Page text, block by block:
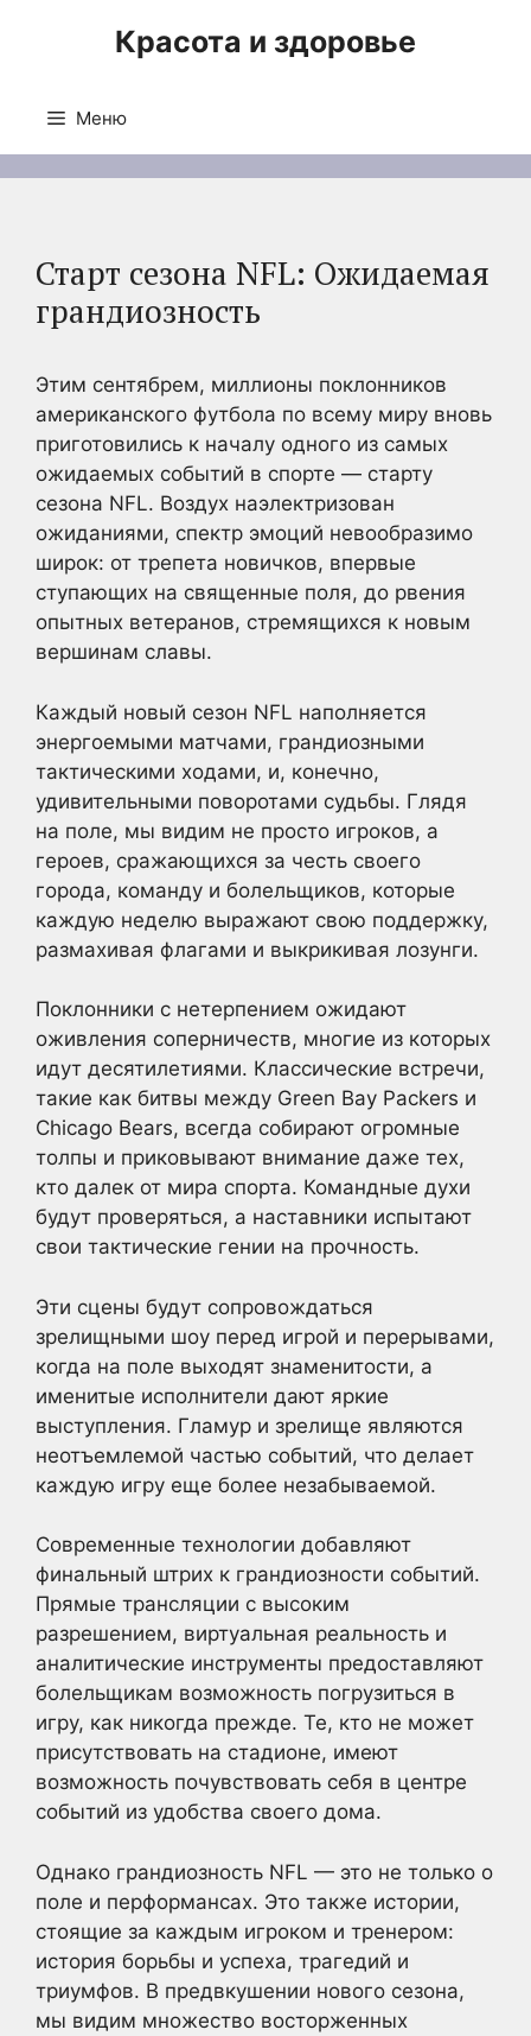
Красота и здоровье
Меню
Старт сезона NFL: Ожидаемая
грандиозность
Этим сентябрем, миллионы поклонников
американского футбола по всему миру вновь
приготовились к началу одного из самых
ожидаемых событий в спорте — старту
сезона NFL. Воздух наэлектризован
ожиданиями, спектр эмоций невообразимо
широк: от трепета новичков, впервые
ступающих на священные поля, до рвения
опытных ветеранов, стремящихся к новым
вершинам славы.
Каждый новый сезон NFL наполняется
энергоемыми матчами, грандиозными
тактическими ходами, и, конечно,
удивительными поворотами судьбы. Глядя
на поле, мы видим не просто игроков, а
героев, сражающихся за честь своего
города, команду и болельщиков, которые
каждую неделю выражают свою поддержку,
размахивая флагами и выкрикивая лозунги.
Поклонники с нетерпением ожидают
оживления соперничеств, многие из которых
идут десятилетиями. Классические встречи,
такие как битвы между Green Bay Packers и
Chicago Bears, всегда собирают огромные
толпы и приковывают внимание даже тех,
кто далек от мира спорта. Командные духи
будут проверяться, а наставники испытают
свои тактические гении на прочность.
Эти сцены будут сопровождаться
зрелищными шоу перед игрой и перерывами,
когда на поле выходят знаменитости, а
именитые исполнители дают яркие
выступления. Гламур и зрелище являются
неотъемлемой частью событий, что делает
каждую игру еще более незабываемой.
Современные технологии добавляют
финальный штрих к грандиозности событий.
Прямые трансляции с высоким
разрешением, виртуальная реальность и
аналитические инструменты предоставляют
болельщикам возможность погрузиться в
игру, как никогда прежде. Те, кто не может
присутствовать на стадионе, имеют
возможность почувствовать себя в центре
событий из удобства своего дома.
Однако грандиозность NFL — это не только о
поле и перформансах. Это также истории,
стоящие за каждым игроком и тренером:
история борьбы и успеха, трагедий и
триумфов. В предвкушении нового сезона,
мы видим множество восторженных